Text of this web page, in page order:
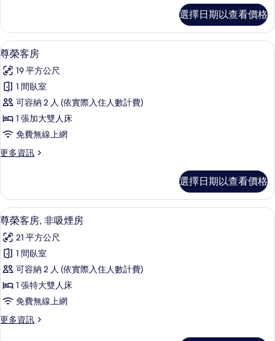
(Standard
Fl,
Main)
的
所
有
相
片
房,
非
吸
煙
房
(Standard
Main)
的
詳
情
選擇日期以查看價格
顯
示
尊
榮
客
房
的
所
相
片
尊榮客房 | 低過敏寢具、羽絨被、筆
9
尊榮客房
19 平方公尺
1 間臥室
可容納 2 人 (依實際入住人數計費)
1 張加大雙人床
免費無線上網
更多資訊
更
客
房
的
詳
情
選擇日期以查看價格
顯
示
尊
榮
客
房,
非
吸
尊榮客房, 非吸煙房 | 低過敏寢具、羽
10
尊榮客房, 非吸煙房
21 平方公尺
1 間臥室
可容納 2 人 (依實際入住人數計費)
1 張特大雙人床
免費無線上網
更多資訊
更